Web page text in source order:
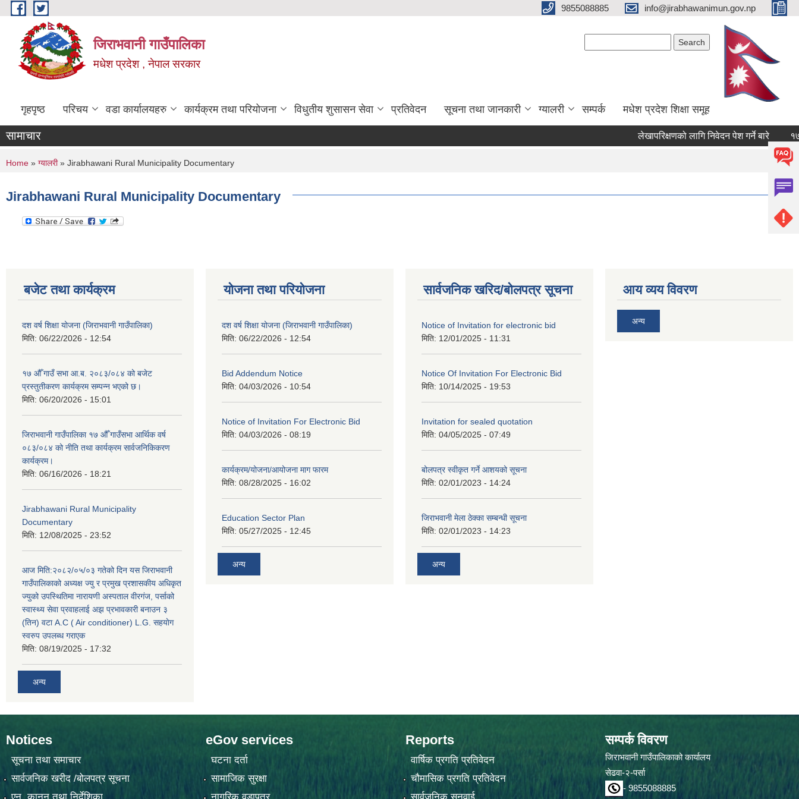
Skip to main content 9855088885 info@jirabhawanimun.gov.np
जिराभवानी गाउँपालिका
मधेश प्रदेश , नेपाल सरकार
गृहपृष्ठ परिचय वडा कार्यालयहरु कार्यक्रम तथा परियोजना विधुतीय शुसासन सेवा प्रतिवेदन सूचना तथा जानकारी ग्यालरी सम्पर्क मधेश प्रदेश शिक्षा समूह
सामाचार लेखापरिक्षणको लागि निवेदन पेश गर्ने बारे १७ औँ
You are here
Home » ग्यालरी» Jirabhawani Rural Municipality Documentary
Jirabhawani Rural Municipality Documentary
बजेट तथा कार्यक्रम
दश वर्ष शिक्षा योजना (जिराभवानी गाउँपालिका)
मिति: 06/22/2026 - 12:54
१७ औँ गाउँ सभा आ.ब. २०८३/०८४ को बजेट
प्रस्तुतीकरण कार्यक्रम सम्पन्न भएको छ।
मिति: 06/20/2026 - 15:01
जिराभवानी गाउँपालिका १७ औँ गाउँसभा आर्थिक वर्ष
०८३/०८४ को नीति तथा कार्यक्रम सार्वजनिकिकरण
कार्यक्रम।
मिति: 06/16/2026 - 18:21
Jirabhawani Rural Municipality
Documentary
मिति: 12/08/2025 - 23:52
आज मिति:२०८२/०५/०३ गतेको दिन यस जिराभवानी
गाउँपालिकाको अध्यक्ष ज्यु र प्रमुख प्रशासकीय अधिकृत
ज्युको उपस्थितिमा नारायणी अस्पताल वीरगंज, पर्साको
स्वास्थ्य सेवा प्रवाहलाई अझ प्रभावकारी बनाउन ३
(तिन) वटा A.C ( Air conditioner) L.G. सहयाेग
स्वरुप उपलब्ध गराएक
मिति: 08/19/2025 - 17:32
अन्य
योजना तथा परियोजना
दश वर्ष शिक्षा योजना (जिराभवानी गाउँपालिका)
मिति: 06/22/2026 - 12:54
Bid Addendum Notice
मिति: 04/03/2026 - 10:54
Notice of Invitation For Electronic Bid
मिति: 04/03/2026 - 08:19
कार्यक्रम/योजना/आयोजना माग फारम
मिति: 08/28/2025 - 16:02
Education Sector Plan
मिति: 05/27/2025 - 12:45
अन्य
सार्वजनिक खरिद/बोलपत्र सूचना
Notice of Invitation for electronic bid
मिति: 12/01/2025 - 11:31
Notice Of Invitation For Electronic Bid
मिति: 10/14/2025 - 19:53
Invitation for sealed quotation
मिति: 04/05/2025 - 07:49
बोलपत्र स्वीकृत गर्ने आशयको सूचना
मिति: 02/01/2023 - 14:24
जिराभवानी मेला ठेक्का सम्बन्धी सूचना
मिति: 02/01/2023 - 14:23
अन्य
आय व्यय विवरण
अन्य
Notices
सूचना तथा समाचार
सार्वजनिक खरीद /बोलपत्र सूचना
eGov services
घटना दर्ता
सामाजिक सुरक्षा
Reports
वार्षिक प्रगति प्रतिवेदन
चौमासिक प्रगति प्रतिवेदन
सम्पर्क विवरण
जिराभवानी गाउँपालिकाको कार्यालय
सेढवा-२-पर्सा
- 9855088885